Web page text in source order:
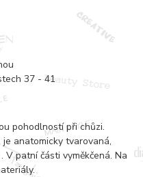
37 - 41
pohodlností při chůzi.
anatomicky tvarovaná,
patní části vyměkčená. Na